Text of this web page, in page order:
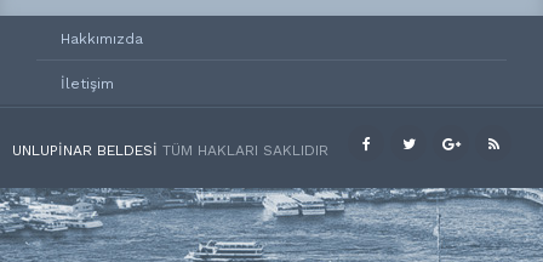
Hakkımızda
İletişim
UNLUPINAR BELDESI TÜM HAKLARI SAKLIDIR